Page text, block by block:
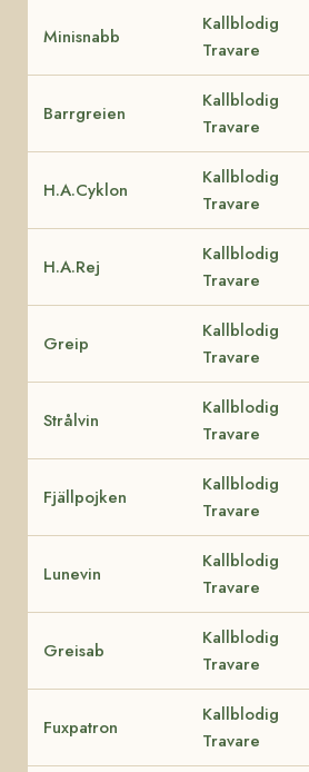
Minisnabb
Kallblodig
Travare
Barrgreien
Kallblodig
Travare
H.A.Cyklon
Kallblodig
Travare
H.A.Rej
Kallblodig
Travare
Greip
Kallblodig
Travare
Strålvin
Kallblodig
Travare
Fjällpojken
Kallblodig
Travare
Lunevin
Kallblodig
Travare
Greisab
Kallblodig
Travare
Fuxpatron
Kallblodig
Travare